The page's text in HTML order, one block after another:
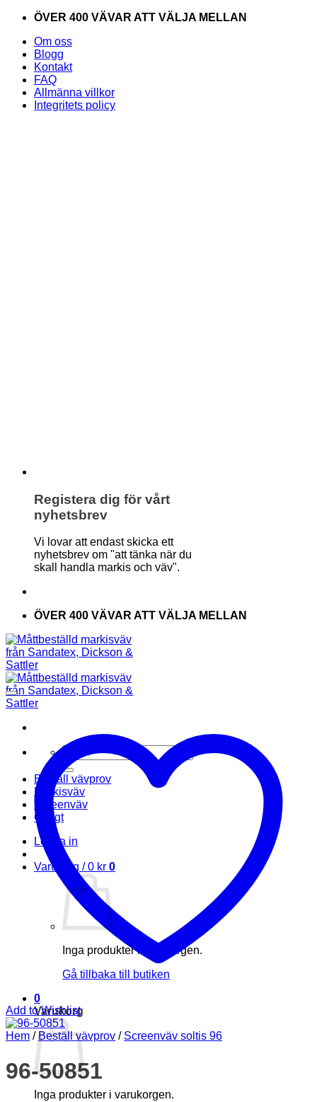
Skip
content
ÖVER 400 VÄVAR ATT VÄLJA MELLAN
Om oss
Blogg
Kontakt
FAQ
Allmänna villkor
Integritets policy
Registera dig för vårt
nyhetsbrev
Vi lovar att endast skicka ett
nyhetsbrev om "att tänka när du
skall handla markis och väv".
ÖVER 400 VÄVAR ATT VÄLJA MELLAN
Sök
efter:
Beställ vävprov
Markisväv
Screenväv
Övrigt
Logga in
Varukorg /0 kr 0
Inga produkter i varukorgen.
Gå tillbaka till butiken
0
Varukorg
Inga produkter i varukorgen.
Add to Wishlist
Hem / Beställ vävprov / Screenväv soltis 96
96-50851